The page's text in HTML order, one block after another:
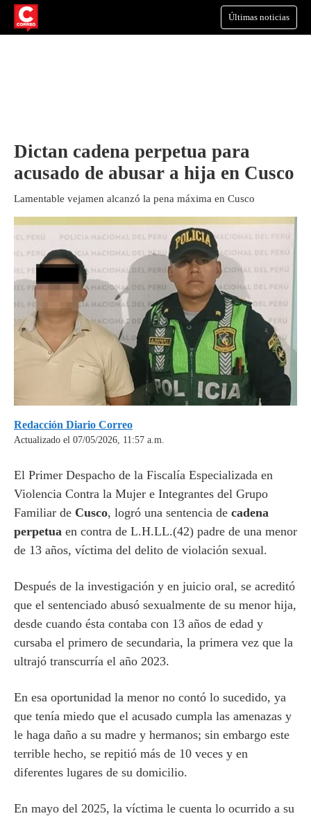
Últimas noticias
Dictan cadena perpetua para
acusado de abusar a hija en Cusco
Lamentable vejamen alcanzó la pena máxima en Cusco
Redacción Diario Correo
Actualizado el 07/05/2026, 11:57 a.m.
El Primer Despacho de la Fiscalía Especializada en
Violencia Contra la Mujer e Integrantes del Grupo
Familiar de Cusco, logró una sentencia de cadena
perpetua en contra de L.H.LL.(42) padre de una menor
de 13 años, víctima del delito de violación sexual.
Después de la investigación y en juicio oral, se acreditó
que el sentenciado abusó sexualmente de su menor hija,
desde cuando ésta contaba con 13 años de edad y
cursaba el primero de secundaria, la primera vez que la
ultrajó transcurría el año 2023.
En esa oportunidad la menor no contó lo sucedido, ya
que tenía miedo que el acusado cumpla las amenazas y
le haga daño a su madre y hermanos; sin embargo este
terrible hecho, se repitió más de 10 veces y en
diferentes lugares de su domicilio.
En mayo del 2025, la víctima le cuenta lo ocurrido a su